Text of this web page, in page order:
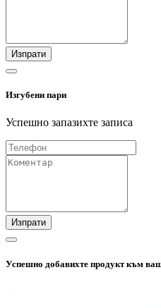
Изпрати
Изгубени пари
Успешно запазихте записа
Изпрати
Успешно добавихте продукт към